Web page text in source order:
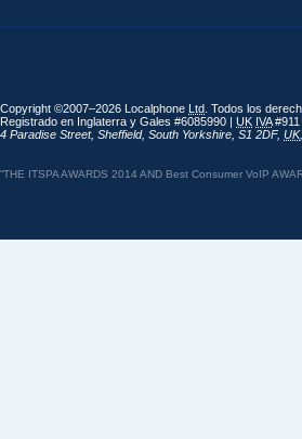
Copyright ©2007–2026 Localphone Ltd . Todos los
Registrado en Inglaterra y Gales #6085990 | UK IVA#911
4 Paradise Street, Sheffield, South Yorkshire S1 2DF, UK,
“THE ITSPA AWARDS 2014 AND Best Consumer VoIP